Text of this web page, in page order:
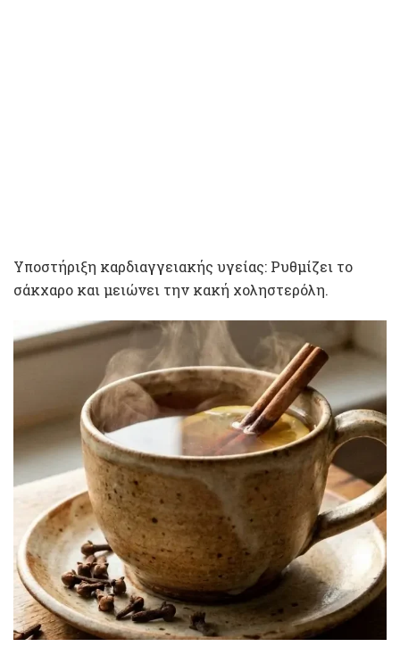
Υποστήριξη καρδιαγγειακής υγείας: Ρυθμίζει το
σάκχαρο και μειώνει την κακή χοληστερόλη.